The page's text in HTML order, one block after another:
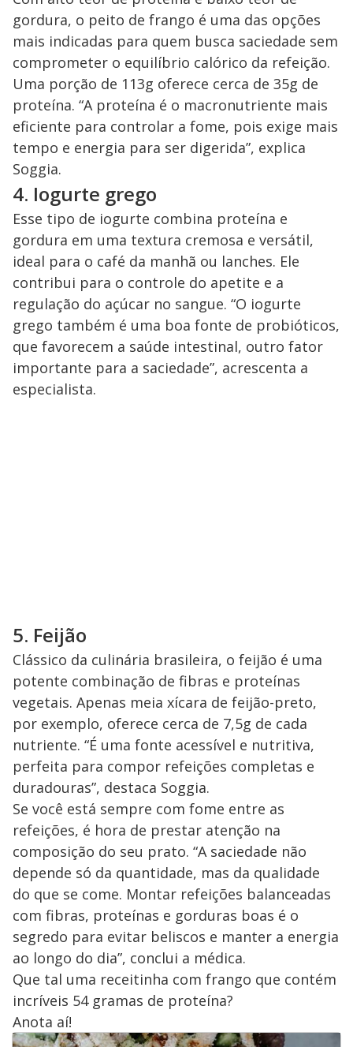
gordura, o peito de frango é uma das opções
mais indicadas para quem busca saciedade sem
comprometer o equilíbrio calórico da refeição.
Uma porção de 113g oferece cerca de 35g de
proteína. “A proteína é o macronutriente mais
eficiente para controlar a fome, pois exige mais
tempo e energia para ser digerida”, explica
Soggia.
4. Iogurte grego
Esse tipo de iogurte combina proteína e
gordura em uma textura cremosa e versátil,
ideal para o café da manhã ou lanches. Ele
contribui para o controle do apetite e a
regulação do açúcar no sangue. “O iogurte
grego também é uma boa fonte de probióticos,
que favorecem a saúde intestinal, outro fator
importante para a saciedade”, acrescenta a
especialista.
5. Feijão
Clássico da culinária brasileira, o feijão é uma
potente combinação de fibras e proteínas
vegetais. Apenas meia xícara de feijão-preto,
por exemplo, oferece cerca de 7,5g de cada
nutriente. “É uma fonte acessível e nutritiva,
perfeita para compor refeições completas e
duradouras”, destaca Soggia.
Se você está sempre com fome entre as
refeições, é hora de prestar atenção na
composição do seu prato. “A saciedade não
depende só da quantidade, mas da qualidade
do que se come. Montar refeições balanceadas
com fibras, proteínas e gorduras boas é o
segredo para evitar beliscos e manter a energia
ao longo do dia”, conclui a médica.
Que tal uma receitinha com frango que contém
incríveis 54 gramas de proteína?
Anota aí!